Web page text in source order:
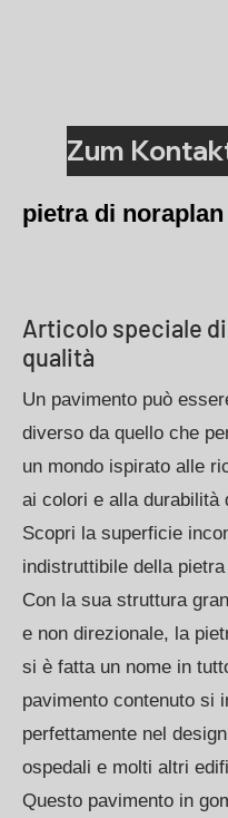
Zum
pietra di noraplan
Articolo speciale
qualità
Un pavimento può
diverso da quello che
un mondo ispirato alle
ai colori e alla durabilità
Scopri la superficie
indistruttibile della
Con la sua struttura
e non direzionale, la
si è fatta un nome in
pavimento contenuto si
perfettamente nel
ospedali e molti altri
Questo pavimento in